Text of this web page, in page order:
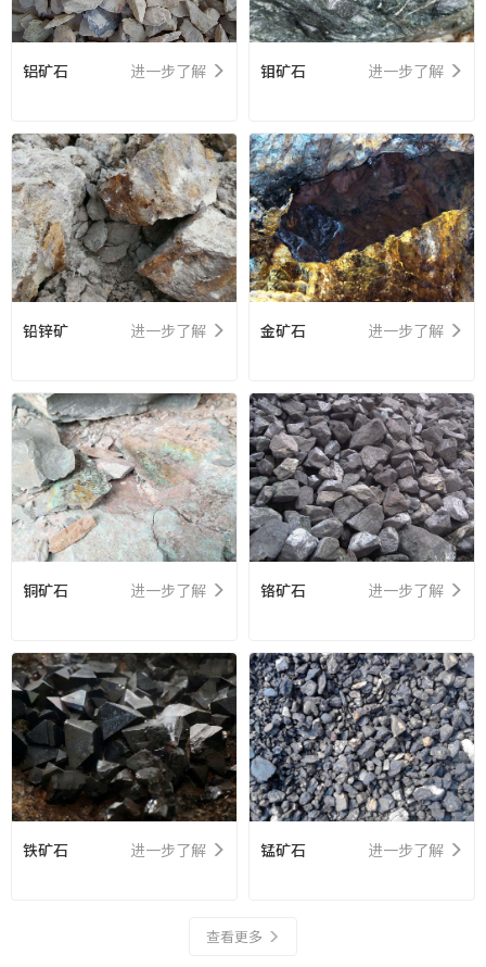
铝矿石 进一步了解 钼矿石 进一步了解
铅锌矿 进一步了解 金矿石 进一步了解
铜矿石 进一步了解 铬矿石 进一步了解
铁矿石 进一步了解 锰矿石 进一步了解
查看更多